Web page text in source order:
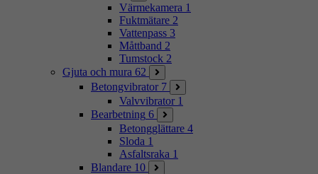
Värmekamera 1
Fuktmätare 2
Vattenpass 3
Måttband 2
Tumstock 2
Gjuta och mura 62
Betongvibrator 7
Valvvibrator 1
Bearbetning 6
Betongglättare 4
Sloda 1
Asfaltsraka 1
Blandare 10